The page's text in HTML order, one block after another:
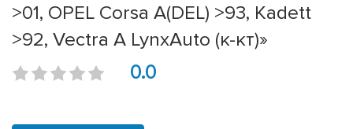
>01, OPEL Corsa A(DEL) >93, Kadett
>92, Vectra A LynxAuto (к-кт)»
0.0